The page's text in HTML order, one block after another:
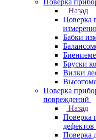
Поверка
Назад
Поверка
Бабки
Бруски
Вилки
Поверка
повреждений
Назад
Поверка
Поверка